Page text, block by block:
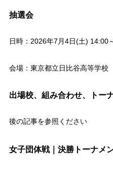
抽選会
日時：2026年7月4日(土) 14:00
会場：東京都立日比谷高等学校
出場校、組み合わせ、トー
後の記事を参照ください
女子団体戦｜決勝トーナメ